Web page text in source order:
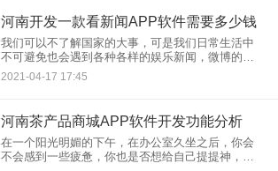
河南开发一款看新闻APP软件需要多少钱
我们可以不了解国家的大事，可是我们日常生活中
不可避免也会遇到各种各样的娱乐新闻，微博的热
搜榜，腾讯新闻推送的今日热点，这些都在彰显着
现在这个时代信息的重要性。对于我们来说，一款
2021-04-17 17:45
河南茶产品商城APP软件开发功能分析
在一个阳光明媚的下午，在办公室久坐之后，你会
不会感到一些疲惫，你也是否想给自己提提神，以